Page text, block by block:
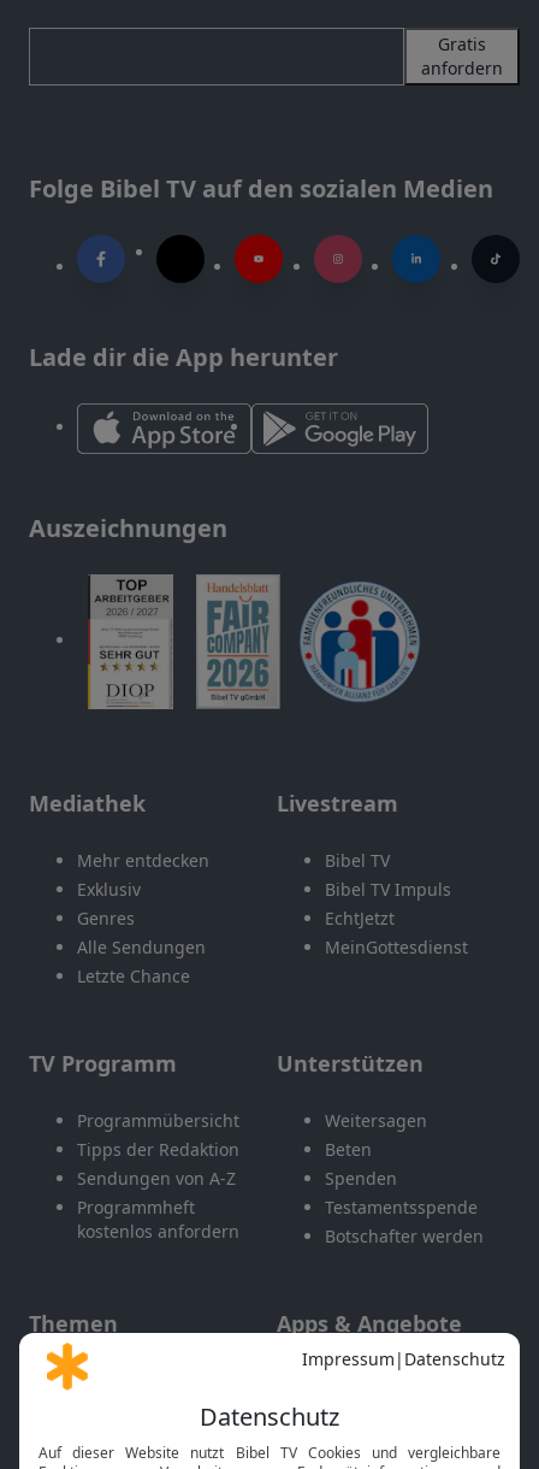
Gratis
anfordern
Folge Bibel TV auf den sozialen Medien
Lade dir die App herunter
Auszeichnungen
Mediathek
Mehr entdecken
Exklusiv
Genres
Alle Sendungen
Letzte Chance
Livestream
Bibel TV
Bibel TV Impuls
EchtJetzt
MeinGottesdienst
TV Programm
Programmübersicht
Tipps der Redaktion
Sendungen von A-Z
Programmheft
kostenlos anfordern
Unterstützen
Weitersagen
Beten
Spenden
Testamentsspende
Botschafter werden
Themen
Gott und Bibel erklärt
Apps & Angebote
Mobile App